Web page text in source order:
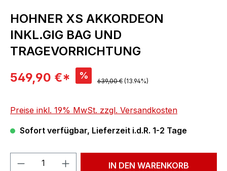
HOHNER XS AKKORDEON
INKL.GIG BAG UND
TRAGEVORRICHTUNG
Verkaufspreis:
549,90 €* % Regulärer Preis:
639,00 € (13.94%)
Preise inkl. 19% MwSt. zzgl. Versandkosten
Sofort verfügbar, Lieferzeit i.d.R. 1-2 Tage
Produkt Anzahl: Gib denIN DEN WARENKORB